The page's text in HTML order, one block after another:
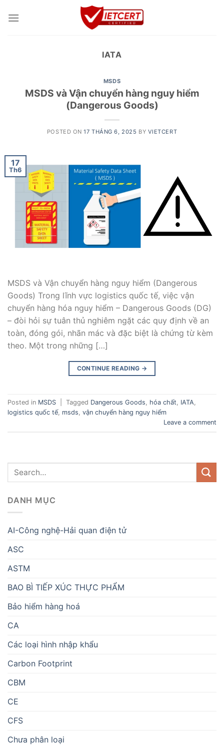
IATA
MSDS
MSDS và Vận chuyển hàng nguy hiểm
(Dangerous Goods)
POSTED ON17 THÁNG 6, 2025 BY VIETCERT
17
Th6
MSDS và Vận chuyển hàng nguy hiểm (Dangerous
Goods) Trong lĩnh vực logistics quốc tế, việc vận
chuyển hàng hóa nguy hiểm – Dangerous Goods (DG)
– đòi hỏi sự tuân thủ nghiêm ngặt các quy định về an
toàn, đóng gói, nhãn mác và đặc biệt là chứng từ kèm
theo. Một trong những […]
CONTINUE READING →
Posted in MSDS Tagged Dangerous Goods, hóa chất, IATA,
logistics quốc tế, msds, vận chuyển hàng nguy hiểm
Leave a comment
DANH MỤC
AI-Công nghệ-Hải quan điện tử
ASC
ASTM
BAO BÌ TIẾP XÚC THỰC PHẨM
Bảo hiểm hàng hoá
CA
Các loại hình nhập khẩu
Carbon Footprint
CBM
CE
CFS
Chưa phân loại